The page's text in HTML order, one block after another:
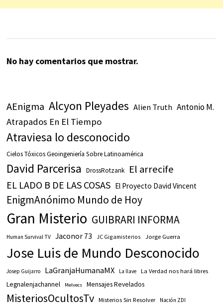
No hay comentarios que mostrar.
AEnigma Alcyon Pleyades Alien Truth Antonio M.
Atrapados En El Tiempo
Atraviesa lo desconocido
Cielos Tóxicos Geoingeniería Sobre Latinoamérica
David Parcerisa DrossRotzank El arrecife
EL LADO B DE LAS COSAS El Proyecto David Vincent
EnigmAnónimo Mundo de Hoy
Gran Misterio GUIBRARI INFORMA
Human Survival TV Jaconor 73 JC Gigamisterios Jorge Guerra
Jose Luis de Mundo Desconocido
Josep Guijarro LaGranjaHumanaMX La llave La Verdad nos hará libres
Legnalenjachannel Melvecs Mensajes Revelados
MisteriosOcultosTv Misterios Sin Resolver Nación ZDI